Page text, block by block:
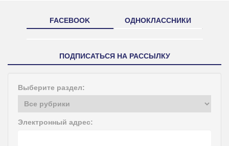
FACEBOOK ОДНОКЛАССНИКИ
ПОДПИСАТЬСЯ НА РАССЫЛКУ
Выберите раздел:
Электронный адрес: